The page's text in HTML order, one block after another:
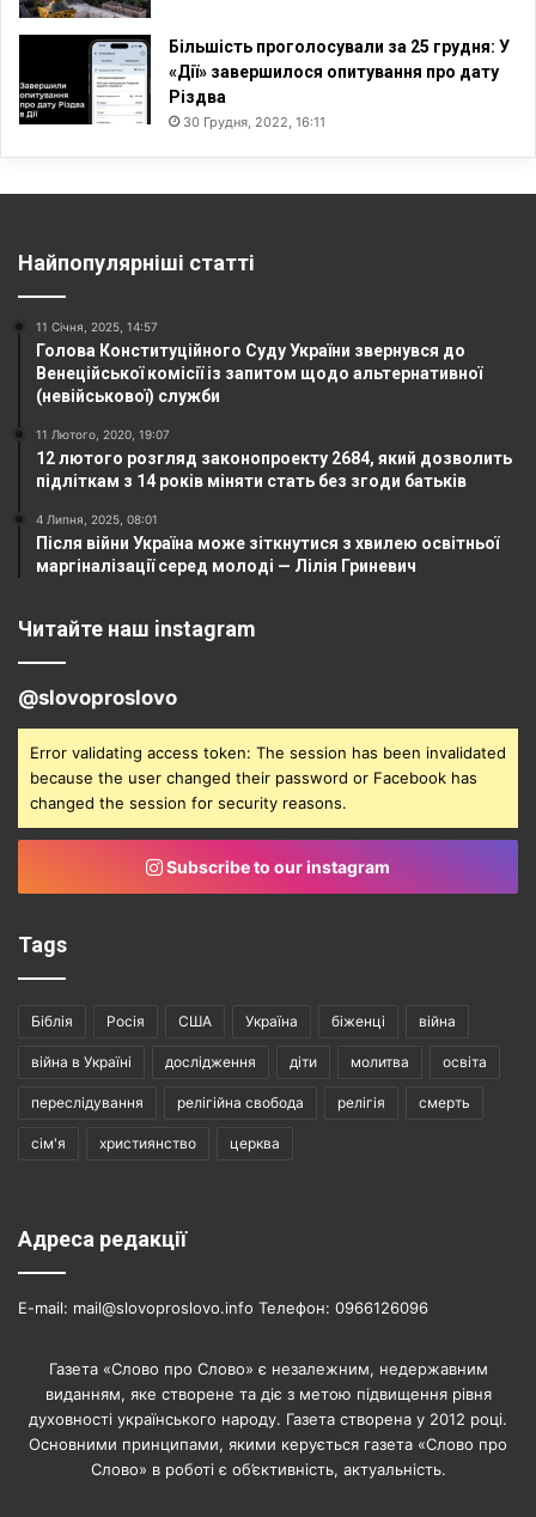
Більшість проголосували за 25 грудня: У
«Дії» завершилося опитування про дату
Різдва
30 Грудня, 2022, 16:11
Найпопулярніші статті
11 Січня, 2025, 14:57
Голова Конституційного Суду України звернувся до
Венеційської комісії із запитом щодо альтернативної
(невійськової) служби
11 Лютого, 2020, 19:07
12 лютого розгляд законопроекту 2684, який дозволить
підліткам з 14 років міняти стать без згоди батьків
4 Липня, 2025, 08:01
Після війни Україна може зіткнутися з хвилею освітньої
маргіналізації серед молоді — Лілія Гриневич
Читайте наш instagram
@slovoproslovo
Error validating access token: The session has been invalidated
because the user changed their password or Facebook has
changed the session for security reasons.
Subscribe to our instagram
Tags
Біблія Росія США Україна біженці війна
війна в Україні дослідження діти молитва освіта
переслідування релігійна свобода релігія смерть
сім'я християнство церква
Адреса редакції
E-mail: mail@slovoproslovo.info Телефон: 0966126096
Газета «Слово про Слово» є незалежним, недержавним
виданням, яке створене та діє з метою підвищення рівня
духовності українського народу. Газета створена у 2012 році.
Основними принципами, якими керується газета «Слово про
Слово» в роботі є об’єктивність, актуальність.